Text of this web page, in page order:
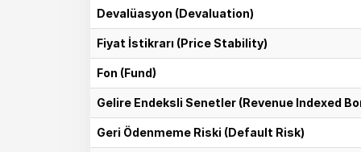
Devalüasyon (Devaluation)
Fiyat İstikrarı (Price Stability)
Fon (Fund)
Gelire Endeksli Senetler (Revenue Indexed
Geri Ödenmeme Riski (Default Risk)